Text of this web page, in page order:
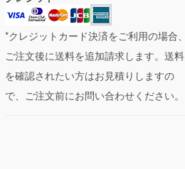
*クレジットカード決済をご利用の場合、
ご注文後に送料を追加請求します。送料
を確認されたい方はお見積りしますの
で、ご注文前にお問い合わせください。